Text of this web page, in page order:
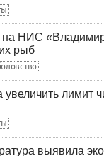
НИС «Владимир
рыб
лимит
выявила